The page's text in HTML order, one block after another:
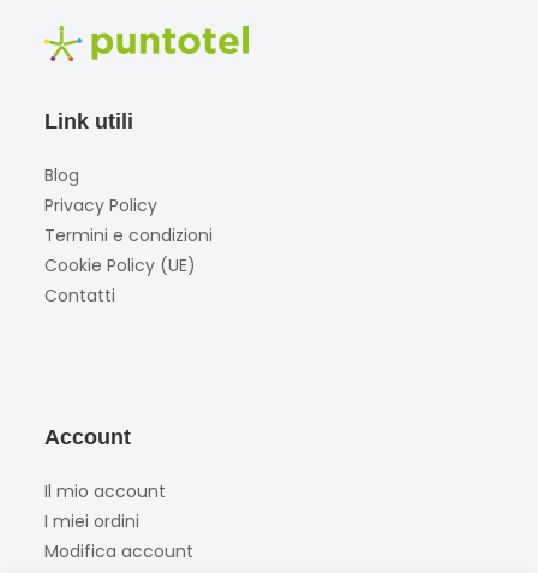
Link utili
Blog
Privacy Policy
Termini e condizioni
Cookie Policy (UE)
Contatti
Account
Il mio account
I miei ordini
Modifica account